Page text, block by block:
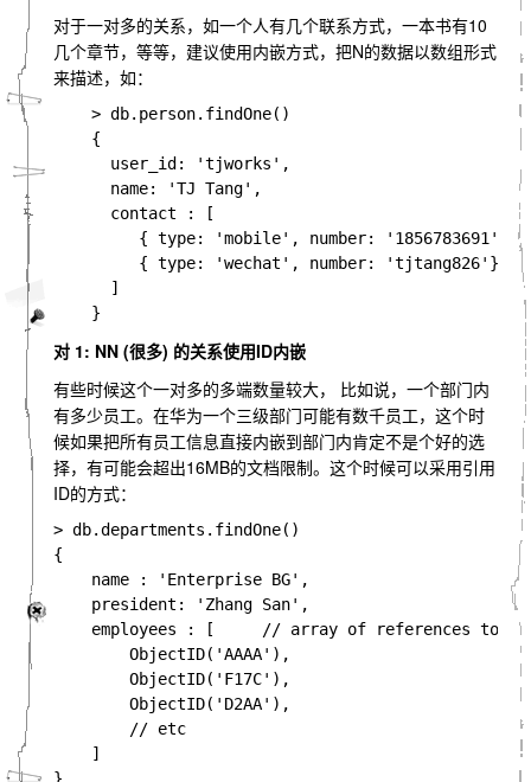
对于一对多的关系，如一个人有几个联系方式，一本书有10
几个章节，等等，建议使用内嵌方式，把N的数据以数组形式
来描述，如：
    > db.person.findOne()
    {
      user_id: 'tjworks',
      name: 'TJ Tang',
      contact : [
         { type: 'mobile', number: '1856783691' },
         { type: 'wechat', number: 'tjtang826'}
      ]
对 1: NN (很多) 的关系使用ID内嵌
有些时候这个一对多的多端数量较大， 比如说，一个部门内
有多少员工。在华为一个三级部门可能有数千员工，这个时
候如果把所有员工信息直接内嵌到部门内肯定不是个好的选
择，有可能会超出16MB的文档限制。这个时候可以采用引用
ID的方式：
> db.departments.findOne()
{
    name : 'Enterprise BG',
    president: 'Zhang San',
employees : [     // array of references to
        ObjectID('AAAA'),
        ObjectID('F17C'),
        ObjectID('D2AA'),
        // etc
    ]